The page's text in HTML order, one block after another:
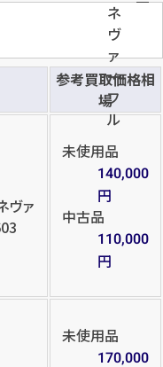
42,000円
バッグ ショルダーバッグ
ヴィトン ダミエ ネヴァーフ
ショルダーバッグ
ネ
ヴ
ァ
ー
フ
ル
参考買取価格相
場
ヴァ
未使用品
140,000
円
中古品
110,000
円
未使用品
170,000